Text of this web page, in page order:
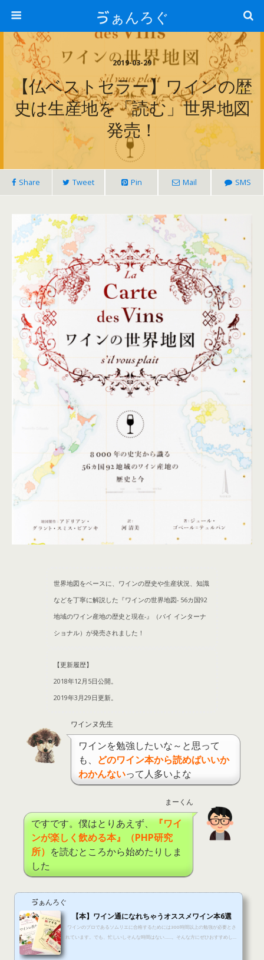
ゔぁんろぐ
2019-03-29
【仏ベストセラー】ワインの歴
史は生産地を「読む」世界地図
発売！
Share Tweet Pin Mail SMS
世界地図をベースに、ワインの歴史や生産状況、知識
などを丁寧に解説した『ワインの世界地図- 56カ国92
地域のワイン産地の歴史と現在-』（バイ インターナ
ショナル）が発売されました！
【更新履歴】
2018年12月5日公開。
2019年3月29日更新。
ワインヌ先生
ワインを勉強したいな～と思って
も、 どのワイン本から読めばいいか
わかんないって人多いよな
まーくん
ですです。僕はとりあえず、『ワイ
ンが楽しく飲める本』（PHP研究
所） を読むところから始めたりしま
した
ゔぁんろぐ
【本】ワイン通になれちゃうオススメワイン本6選
ワインのプロであるソムリエに合格するためには300時間以上の勉強が必要とさ
れています。でも、忙しいしそんな時間はない……。そんな方にぜひおすすめした